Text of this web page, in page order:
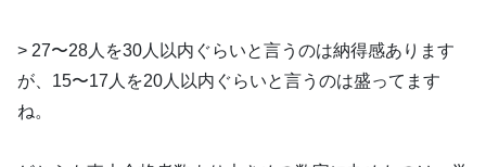
> 27〜28人を30人以内ぐらいと言うのは納得感あります
が、15〜17人を20人以内ぐらいと言うのは盛ってます
ね。